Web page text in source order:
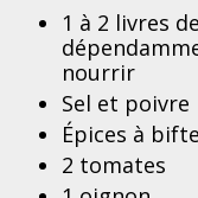
1 à 2 livres
nourrir
Sel et poivre
Épices à
2 tomates